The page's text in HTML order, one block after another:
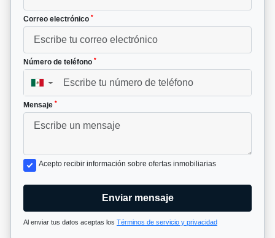
Correo electrónico *
Número de teléfono *
▼
Mensaje *
Acepto recibir información sobre ofertas inmobiliarias
Enviar mensaje
Al enviar tus datos aceptas los Términos de servicio y privacidad